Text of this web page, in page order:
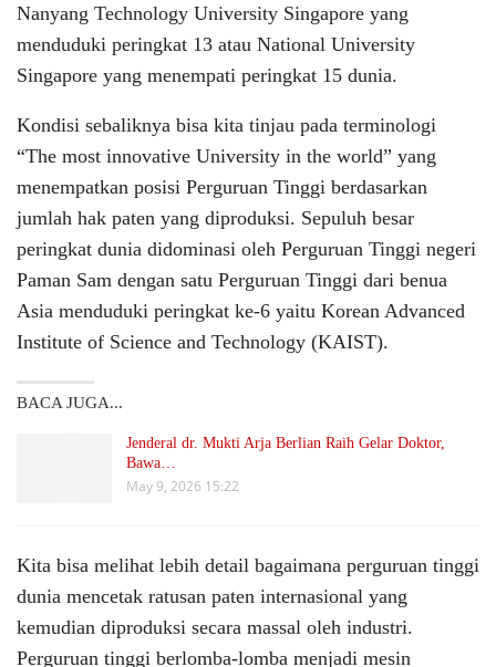
Nanyang Technology University Singapore yang
menduduki peringkat 13 atau National University
Singapore yang menempati peringkat 15 dunia.
Kondisi sebaliknya bisa kita tinjau pada terminologi
“The most innovative University in the world” yang
menempatkan posisi Perguruan Tinggi berdasarkan
jumlah hak paten yang diproduksi. Sepuluh besar
peringkat dunia didominasi oleh Perguruan Tinggi negeri
Paman Sam dengan satu Perguruan Tinggi dari benua
Asia menduduki peringkat ke-6 yaitu Korean Advanced
Institute of Science and Technology (KAIST).
BACA JUGA...
Jenderal dr. Mukti Arja Berlian Raih Gelar Doktor,
Bawa…
May 9, 2026 15:22
Kita bisa melihat lebih detail bagaimana perguruan tinggi
dunia mencetak ratusan paten internasional yang
kemudian diproduksi secara massal oleh industri.
Perguruan tinggi berlomba-lomba menjadi mesin